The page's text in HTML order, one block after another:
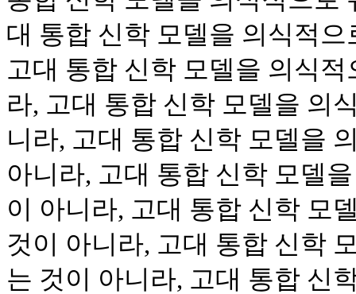
대 통합 신학 모델을 의식적
고대 통합 신학 모델을 의식
라, 고대 통합 신학 모델을 의
니라, 고대 통합 신학 모델을
아니라, 고대 통합 신학 모델
이 아니라, 고대 통합 신학 모
것이 아니라, 고대 통합 신학
는 것이 아니라, 고대 통합 신